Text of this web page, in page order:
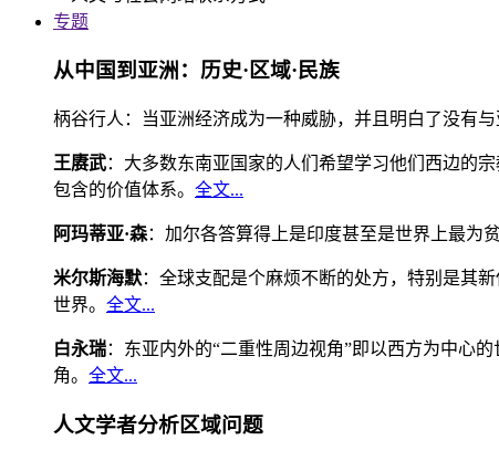
专题
从中国到亚洲：历史·区域·民族
柄谷行人：当亚洲经济成为一种威胁，并且明白了没有
王赓武：大多数东南亚国家的人们希望学习他们西边的
包含的价值体系。 全文...
阿玛蒂亚·森：加尔各答算得上是印度甚至是世界上最为
米尔斯海默：全球支配是个麻烦不断的处方，特别是其
世界。 全文...
白永瑞：东亚内外的“二重性周边视角”即以西方为中心
角。 全文...
人文学者分析区域问题